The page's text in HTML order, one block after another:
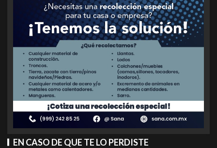
EN CASO DE QUE TE LO PERDISTE